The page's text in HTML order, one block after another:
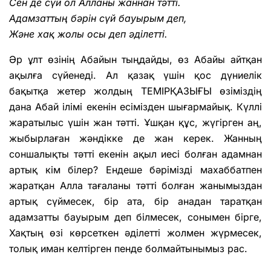
Сен де сүй ол Алланы жаннан тәтті.
Адамзаттың бәрін сүй бауырым деп,
Және хақ жолы осы деп әділетті.
Әр ұлт өзінің Абайын тыңдайды, өз Абайы айтқан
ақылға сүйенеді. Ал қазақ үшін қос дүниелік
бақытқа жетер жолдың ТЕМІРҚАЗЫҒЫ өзіміздің
дана Абай ілімі екенін есімізден шығармайық. Күллі
жаратылыс үшін жан тәтті. Ұшқан құс, жүгірген аң,
жыбырлаған жәндікке де жан керек. Жанның
соншалықты тәтті екенін ақыл иесі болған адамнан
артық кім білер? Ендеше бәрімізді махаббатпен
жаратқан Алла тағаланы тәтті болған жанымыздан
артық сүймесек, бір ата, бір анадан таратқан
адамзатты бауырым деп білмесек, сонымен бірге,
Хақтың өзі көрсеткен әділетті жолмен жүрмесек,
толық иман келтірген пенде болмайтынымыз рас.